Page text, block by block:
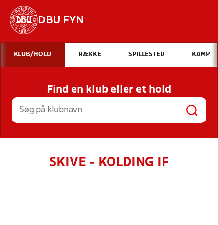
DBU FYN
Hvad vil du søge efter?
INDHOLD OG NYHEDER
STILLINGER, RESULTATER, KLUBBER OG
HOLD
KLUB/HOLD RÆKKE SPILLESTED KAMP
Find en klub eller et hold
SKIVE - KOLDING IF